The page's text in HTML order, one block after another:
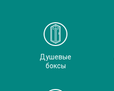
Душевые
боксы